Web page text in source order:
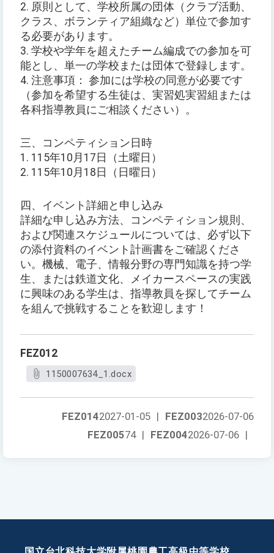
2. 原則として、学校所属の団体（クラブ活動、
クラス、ボランティア組織など）単位で参加す
る必要があります。
3. 学校や学年を超えたチーム編成での参加を可
能とし、単一の学校または団体で登録します。
4. 注意事項： 参加には学校の同意が必要です
（参加を希望する生徒は、実習処実習組または
各科指導教員にご相談ください）。
三、コンペティション日時
1. 115年10月17日（土曜日）
2. 115年10月18日（日曜日）
四、イベント詳細と申し込み
詳細な申し込み方法、コンペティション規則、
および関連スケジュールについては、必ず以下
の添付資料のイベント計画書をご確認くださ
い。機械、電子、情報分野の専門知識を持つ学
生、または鉄道文化、メイカースペースの実践
に興味のある学生は、指導教員を探してチーム
を組んで挑戦することを歓迎します！
FEZ012
1150007634_1.docx
FEZ0032026-07-06
FEZ0142027-01-05 |
FEZ0042026-07-06 |
FEZ00574 |